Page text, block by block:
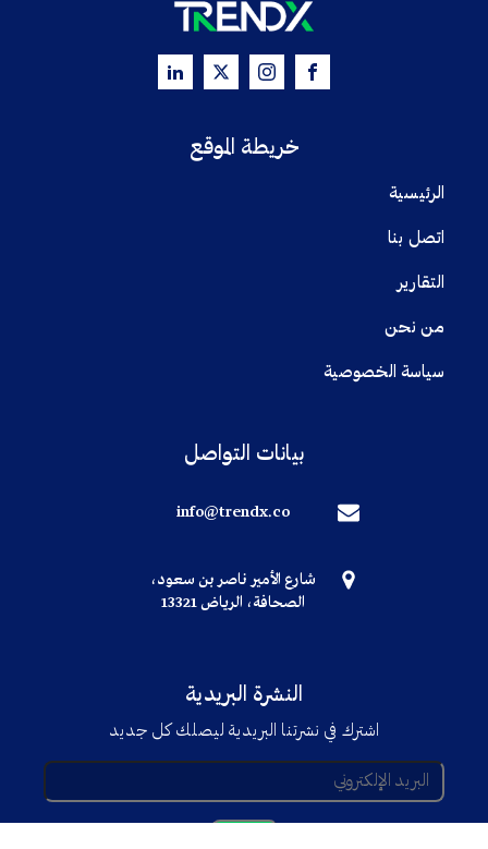
خريطة الموقع
الرئيسية
اتصل بنا
التقارير
من نحن
سياسة الخصوصية
بيانات التواصل
info@trendx.co
شارع الأمير ناصر بن سعود،
الصحافة، الرياض 13321
النشرة البريدية
اشترك في نشرتنا البريدية ليصلك كل جديد